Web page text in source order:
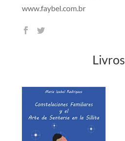
www.faybel.com.br
Livros